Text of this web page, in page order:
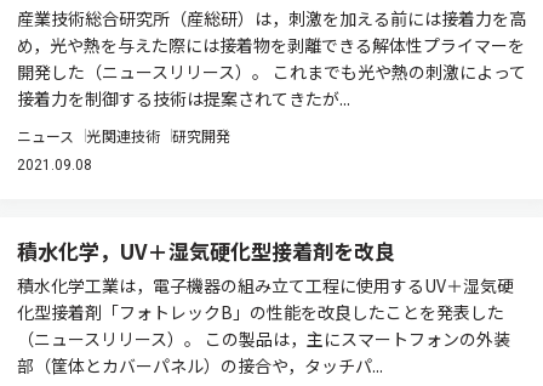
産業技術総合研究所（産総研）は，刺激を加える前には接着力を高
め，光や熱を与えた際には接着物を剥離できる解体性プライマーを
開発した（ニュースリリース）。 これまでも光や熱の刺激によって
接着力を制御する技術は提案されてきたが...
ニュース 光関連技術 研究開発
2021.09.08
積水化学，UV＋湿気硬化型接着剤を改良
積水化学工業は，電子機器の組み立て工程に使用するUV＋湿気硬
化型接着剤「フォトレックB」の性能を改良したことを発表した
（ニュースリリース）。 この製品は，主にスマートフォンの外装
部（筐体とカバーパネル）の接合や，タッチパ...